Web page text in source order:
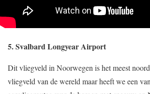
5. Svalbard Longyear Airport
Dit vliegveld in Noorwegen is het meest
vliegveld van de wereld maar heeft we een